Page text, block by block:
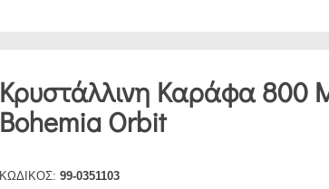
Κρυστάλλινη Καράφα 800
Bohemia Orbit
ΚΩΔΙΚΟΣ: 99-0351103